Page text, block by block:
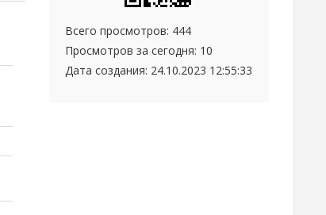
Всего просмотров: 444
Просмотров за сегодня: 10
Дата создания: 24.10.2023 12:55:33